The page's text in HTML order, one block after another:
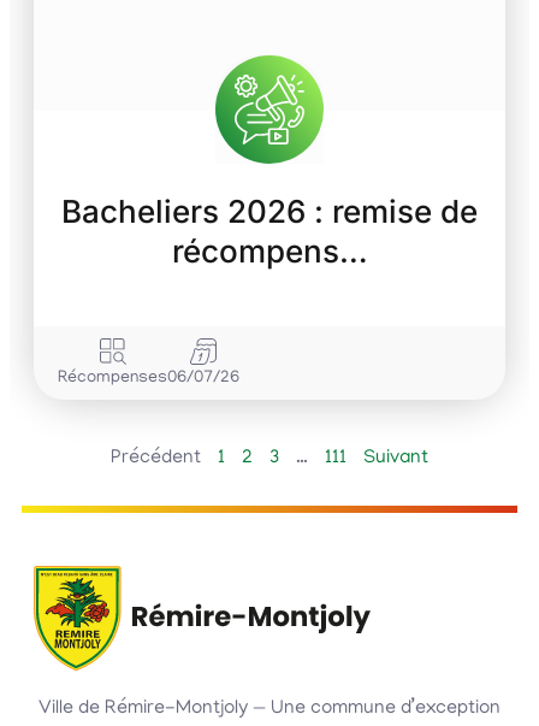
Bacheliers 2026 : remise de
récompens…
Récompenses06/07/26
Précédent 1 2 3 … 111 Suivant
Ville de Rémire-Montjoly — Une commune d’exception